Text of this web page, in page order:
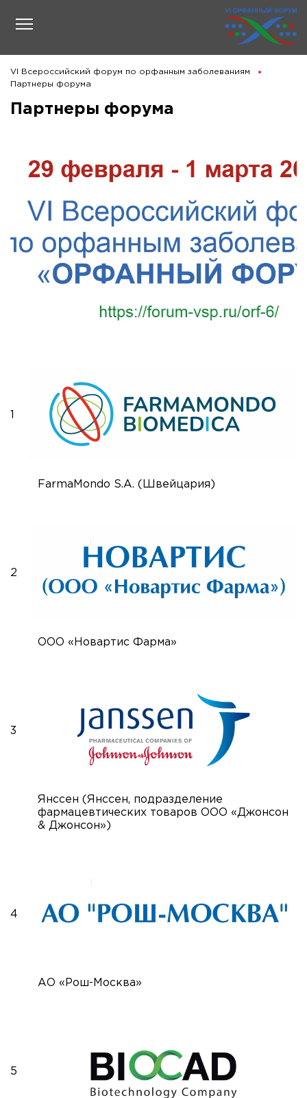
VI Всероссийский форум по орфанным заболеваниям
Партнеры форума
Партнеры форума
FarmaMondo S.A. (Швейцария)
2
ООО «Новартис Фарма»
3
Янссен (Янссен, подразделение
фармацевтических товаров ООО «Джонсон
& Джонсон»)
4
АО «Рош-Москва»
5